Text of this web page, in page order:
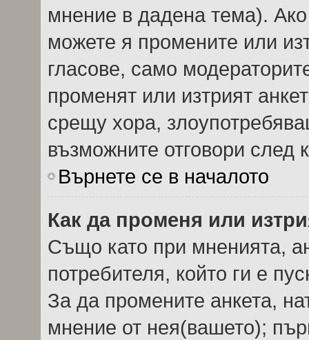
мнение в дадена тема). Ако
можете я промените или
гласове, само
променят или изтрият
срещу хора,
възможните отговори след
Върнете се в началото
Как да променя или
Също като при мненията,
потребителя, който ги е
За да промените анкета,
мнение от нея(вашето);